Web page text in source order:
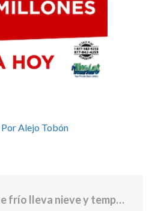
Por Alejo Tobón
bajo cero a cinco estados de EEUU